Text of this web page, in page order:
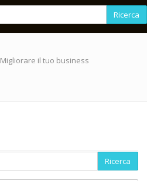
Ricerca
Migliorare il tuo business
Ricerca